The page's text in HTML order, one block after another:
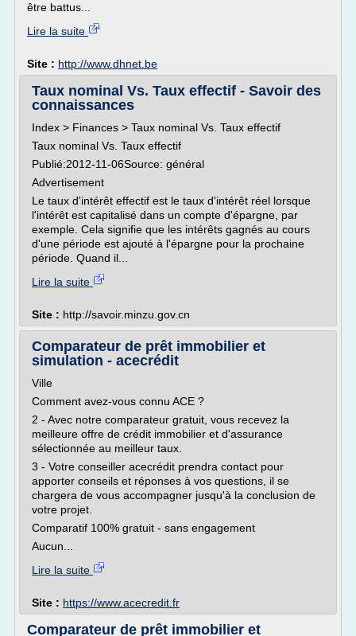
être battus...
Lire la suite
Site : http://www.dhnet.be
Taux nominal Vs. Taux effectif - Savoir des
connaissances
Index > Finances > Taux nominal Vs. Taux effectif
Taux nominal Vs. Taux effectif
Publié:2012-11-06Source: général
Advertisement
Le taux d'intérêt effectif est le taux d'intérêt réel lorsque
l'intérêt est capitalisé dans un compte d'épargne, par
exemple. Cela signifie que les intérêts gagnés au cours
d'une période est ajouté à l'épargne pour la prochaine
période. Quand il...
Lire la suite
Site : http://savoir.minzu.gov.cn
Comparateur de prêt immobilier et
simulation - acecrédit
Ville
Comment avez-vous connu ACE ?
2 - Avec notre comparateur gratuit, vous recevez la
meilleure offre de crédit immobilier et d'assurance
sélectionnée au meilleur taux.
3 - Votre conseiller acecrédit prendra contact pour
apporter conseils et réponses à vos questions, il se
chargera de vous accompagner jusqu'à la conclusion de
votre projet.
Comparatif 100% gratuit - sans engagement
Aucun...
Lire la suite
Site : https://www.acecredit.fr
Comparateur de prêt immobilier et